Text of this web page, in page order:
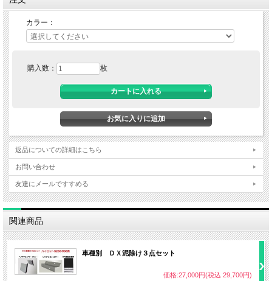
カラー：
購入数： 枚
返品についての詳細はこちら
お問い合わせ
友達にメールですすめる
関連商品
車種別 ＤＸ泥除け３点セット
価格:27,000円(税込 29,700円)